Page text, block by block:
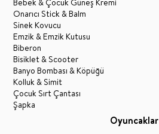
Onarıcı Stick & Balm
Sinek Kovucu
Emzik & Emzik Kutusu
Biberon
Bisiklet & Scooter
Banyo Bombası & Köpüğü
Kolluk & Simit
Çocuk Sırt Çantası
Şapka
Oyuncaklar